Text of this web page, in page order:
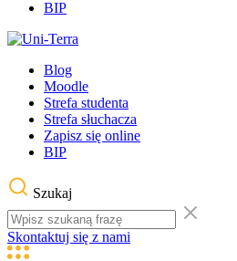
BIP
Blog
Moodle
Strefa studenta
Strefa słuchacza
Zapisz się online
BIP
Szukaj
Skontaktuj się z nami